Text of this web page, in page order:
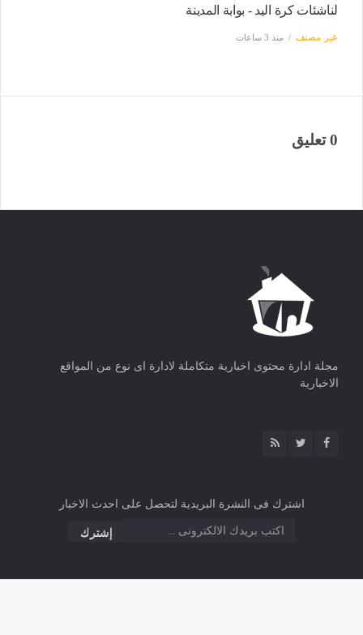
لناشئات كرة اليد - بوابة المدينة
غير مصنف منذ 3 ساعات
0 تعليق
مجلة ادارة محتوى اخبارية متكاملة لادارة اى نوع من المواقع
الاخبارية
اشترك فى النشرة البريدية لتحصل على احدث الاخبار